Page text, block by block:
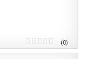
(0)